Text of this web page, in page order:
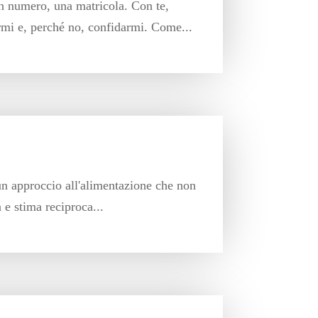
numero, una matricola. Con te,
e, perché no, confidarmi. Come...
approccio all'alimentazione che non
stima reciproca...